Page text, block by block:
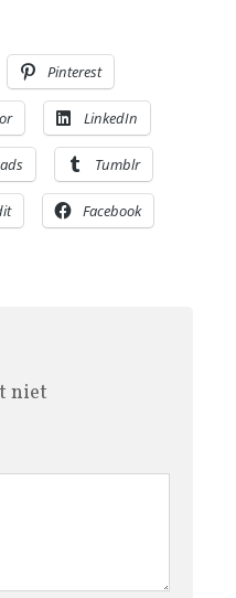
Pinterest
LinkedIn
Tumblr
Facebook
niet